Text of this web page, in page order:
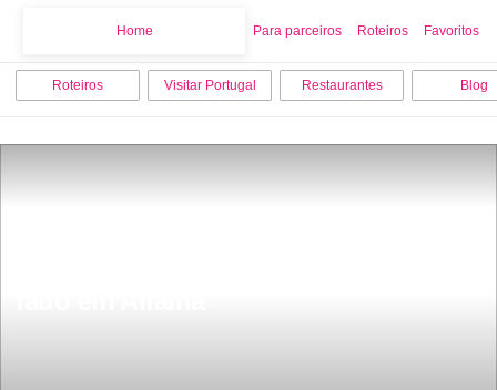
Home Para parceiros Roteiros Favoritos
Roteiros Visitar Portugal Restaurantes Blog